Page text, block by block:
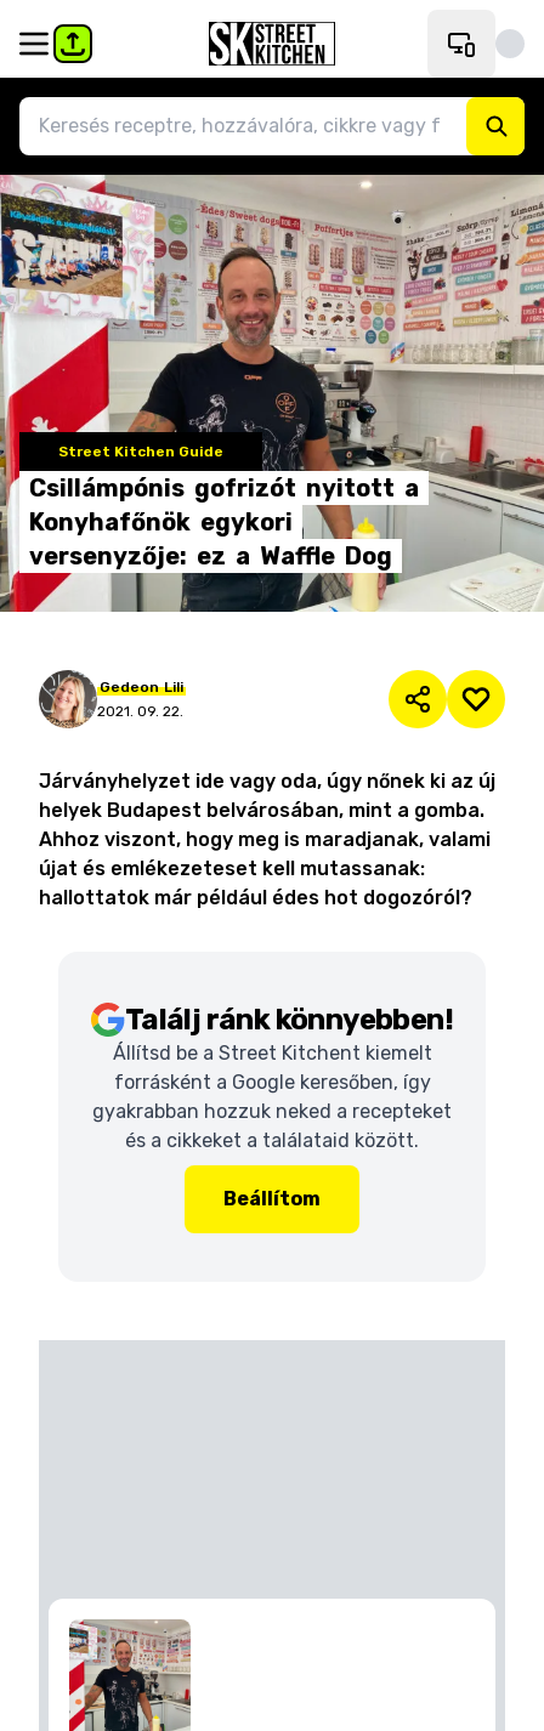
Street Kitchen Guide
Csillámpónis gofrizót nyitott a
Konyhafőnök egykori
versenyzője: ez a Waffle Dog
Gedeon Lili
2021. 09. 22.
Járványhelyzet ide vagy oda, úgy nőnek ki az új
helyek Budapest belvárosában, mint a gomba.
Ahhoz viszont, hogy meg is maradjanak, valami
újat és emlékezeteset kell mutassanak:
hallottatok már például édes hot dogozóról?
Találj ránk könnyebben!
Állítsd be a Street Kitchent kiemelt
forrásként a Google keresőben, így
gyakrabban hozzuk neked a recepteket
és a cikkeket a találataid között.
Beállítom